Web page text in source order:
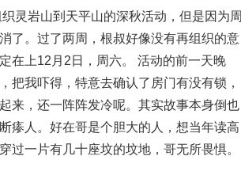
灵岩山到天平山的深秋活动，但是因为周
了。过了两周，根叔好像没有再组织的意
在上12月2日，周六。 活动的前一天晚
把我吓得，特意去确认了房门有没有锁，
来，还一阵阵发冷呢。其实故事本身倒也
瘆人。好在哥是个胆大的人，想当年读高
过一片有几十座坟的坟地，哥无所畏惧。